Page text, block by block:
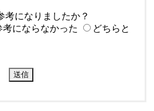
考になりましたか？
考にならなかった
どちらと